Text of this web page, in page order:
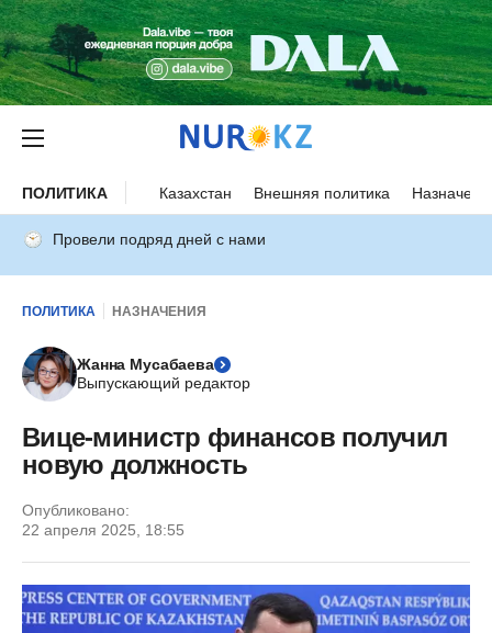
ПОЛИТИКА Казахстан Внешняя политика
Провели подряд дней с нами
ПОЛИТИКА НАЗНАЧЕНИЯ
Жанна Мусабаева
Выпускающий редактор
Вице-министр финансов получил
новую должность
Опубликовано:
22 апреля 2025, 18:55